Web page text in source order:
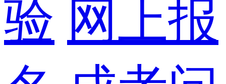
验 网上报